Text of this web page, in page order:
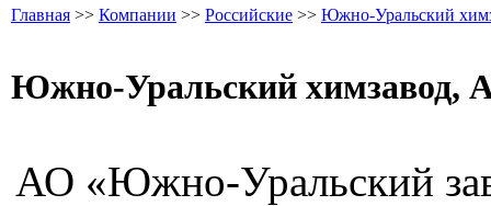
Главная >> Компании >> Российские >> Южно-Уральский
Южно-Уральский химзавод,
АО «Южно-Уральский